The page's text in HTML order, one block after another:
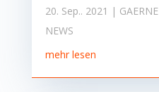
20. Sep.. 2021 |
NEWS
mehr lesen